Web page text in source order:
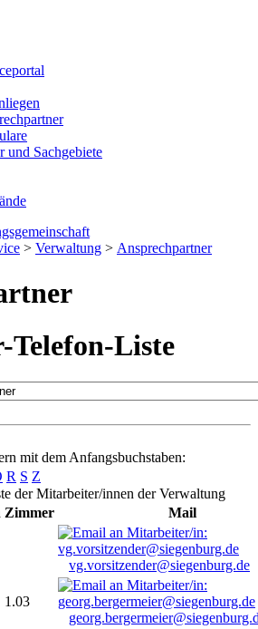
und Sachgebiete
> Verwaltung > Ansprechpartner
Liste
mit dem Anfangsbuchstaben:
R S Z
der Mitarbeiter/innen der Verwaltung
Zimmer
Mail
vg.vorsitzender@siegenburg.de
1.03